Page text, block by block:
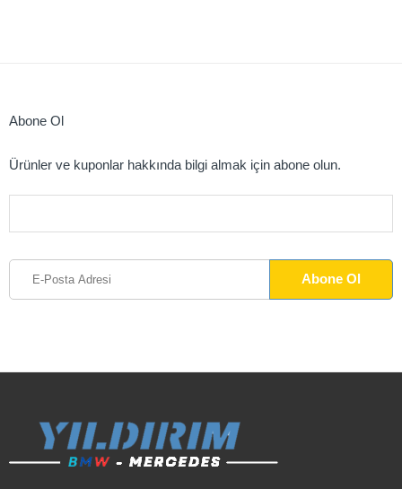
Abone Ol
Ürünler ve kuponlar hakkında bilgi almak için abone olun.